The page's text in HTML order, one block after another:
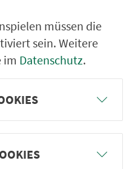
müssen die
sein. Weitere
im Datenschutz.